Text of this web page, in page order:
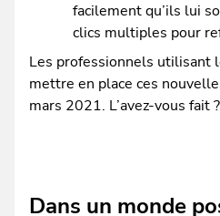
facilement qu’ils lui
clics multiples pour
Les professionnels utilisant
mettre en place ces
mars 2021. L’avez-vous fait ?
Dans un monde